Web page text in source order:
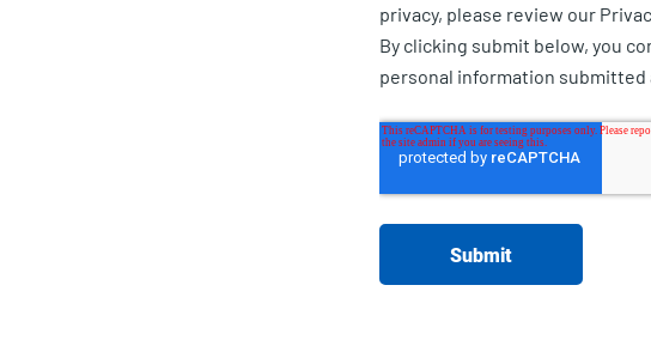
privacy, please review our
By clicking submit below, you
personal information